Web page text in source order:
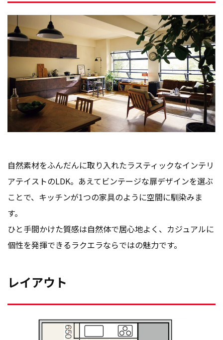
自然素材をふんだんに取り入れたラスティックなインテリ
アテイストのLDK。あえてビンテージな扉デザインを選ぶ
ことで、キッチンが1つの家具のように空間に馴染みま
す。
ひと手間かけた質感は自然体で居心地よく、カジュアルに
個性を発揮できるラクエラならではの魅力です。
レイアウト